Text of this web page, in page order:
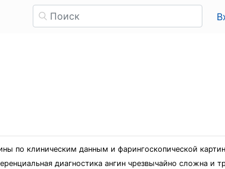
по клиническим данным и фарингоскопической
диагностика ангин чрезвычайно сложна и